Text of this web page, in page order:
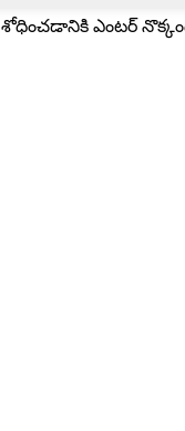
శోధించడానికి ఎంటర్